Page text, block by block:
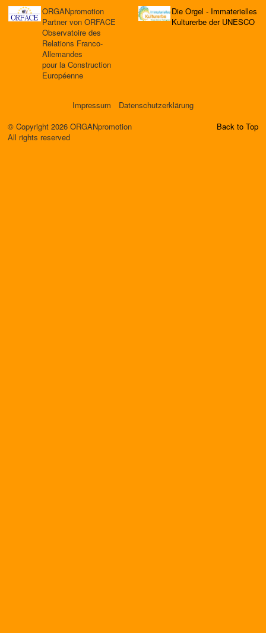
ORGANpromotion
Partner von ORFACE
Observatoire des
Relations Franco-
Allemandes
pour la Construction
Européenne
Die Orgel - Immaterielles
Kulturerbe der UNESCO
Impressum
Datenschutzerklärung
© Copyright 2026 ORGANpromotion
All rights reserved
Back to Top